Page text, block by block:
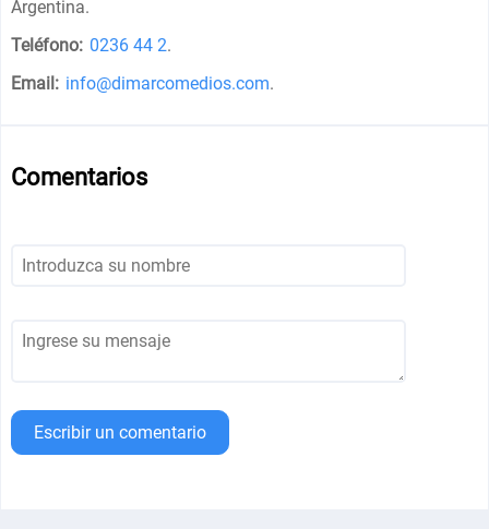
Argentina.
Teléfono: 0236 44 2.
Email: info@dimarcomedios.com.
Comentarios
Escribir un comentario